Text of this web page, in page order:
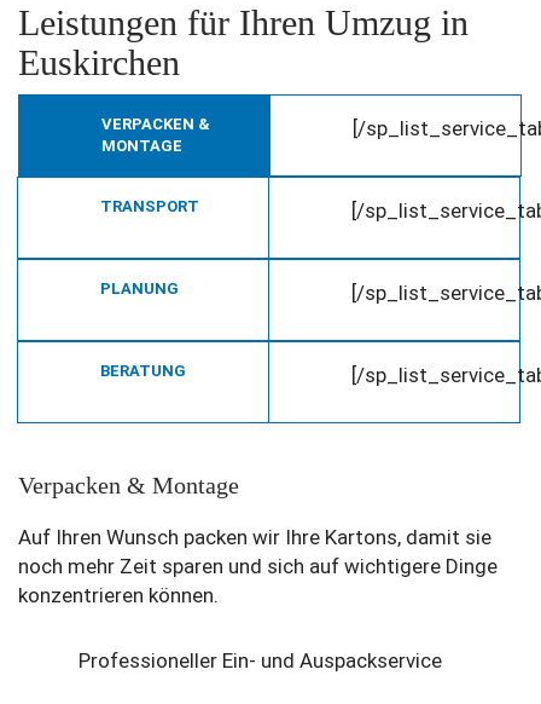
Leistungen für Ihren Umzug in
Euskirchen
VERPACKEN &
MONTAGE
[/
TRANSPORT [/
PLANUNG [/
BERATUNG [/
Verpacken & Montage
Auf Ihren Wunsch packen wir Ihre Kartons, damit sie
noch mehr Zeit sparen und sich auf wichtigere Dinge
konzentrieren können.
Professioneller Ein- und Auspackservice